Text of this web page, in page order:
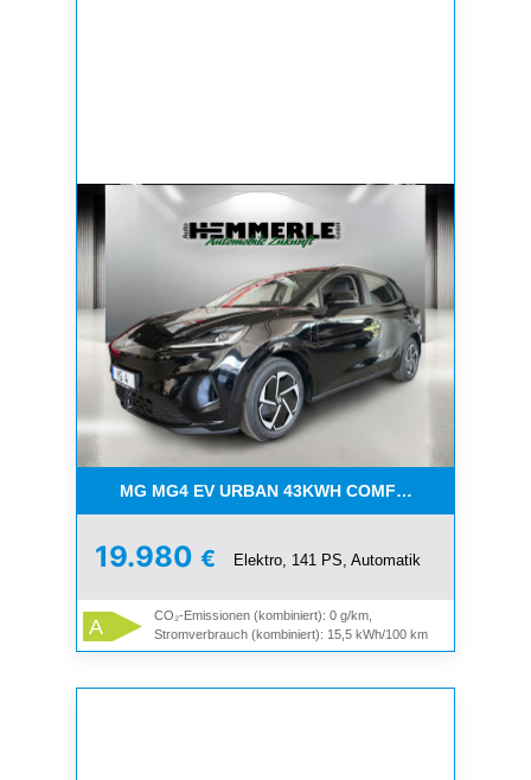
MG MG4 EV URBAN 43KWH COMFORT
19.980 € Elektro, 141 PS, Automatik
A
CO₂-Emissionen (kombiniert): 0 g/km,
Stromverbrauch (kombiniert): 15,5 kWh/100 km